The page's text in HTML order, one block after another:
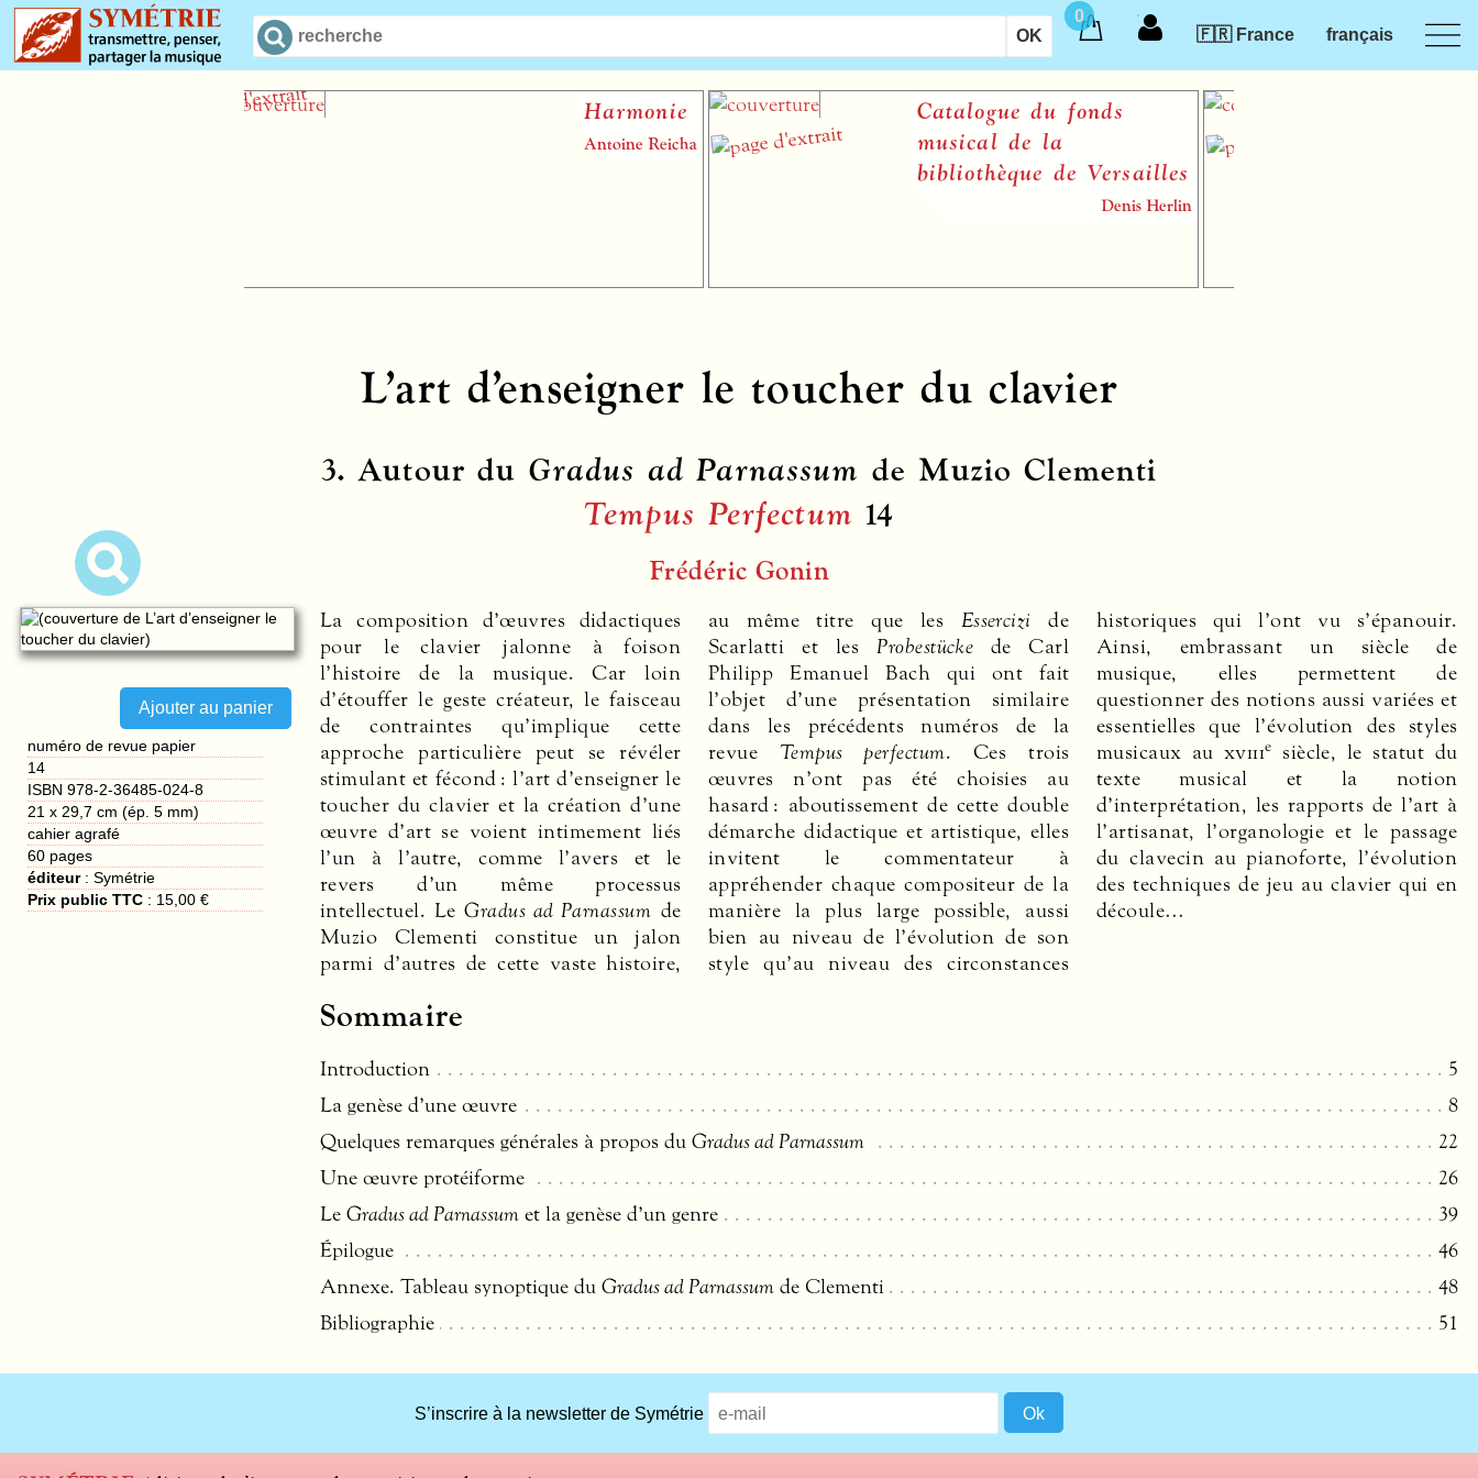
0
🇫🇷 France
français
Harmonie
Antoine Reicha
Catalogue du fonds
musical de la
bibliothèque de Versailles
Denis Herlin
L’art d’enseigner le toucher du clavier
3. Autour du Gradus ad Parnassum de Muzio Clementi
Tempus Perfectum 14
Frédéric Gonin
numéro de revue papier
14
ISBN 978-2-36485-024-8
21 x 29,7 cm (ép. 5 mm)
cahier agrafé
60 pages
éditeur:Symétrie
Prix public TTC : 15,00 €
La composition d’œuvres didactiques
pour le clavier jalonne à foison
l’histoire de la musique. Car loin
d’étouffer le geste créateur, le faisceau
de contraintes qu’implique cette
approche particulière peut se révéler
stimulant et fécond : l’art d’enseigner le
toucher du clavier et la création d’une
œuvre d’art se voient intimement liés
l’un à l’autre, comme l’avers et le
revers d’un même processus
intellectuel. LeGradus ad Parnassum de
Muzio Clementi constitue un jalon
parmi d’autres de cette vaste histoire,
au même titre que les Essercizi de
Scarlatti et lesProbestücke de Carl
Philipp Emanuel Bach qui ont fait
l’objet d’une présentation similaire
dans les précédents numéros de la
revue Tempus perfectum. Ces trois
œuvres n’ont pas été choisies au
hasard : aboutissement de cette double
démarche didactique et artistique, elles
invitent le commentateur à
appréhender chaque compositeur de la
manière la plus large possible, aussi
bien au niveau de l’évolution de son
style qu’au niveau des circonstances
historiques qui l’ont vu s’épanouir.
Ainsi, embrassant un siècle de
musique, elles permettent de
questionner des notions aussi variées et
essentielles que l’évolution des styles
musicaux au xviiie
siècle, le statut du
texte musical et la notion
d’interprétation, les rapports de l’art à
l’artisanat, l’organologie et le passage
du clavecin au pianoforte, l’évolution
des techniques de jeu au clavier qui en
découle…
Sommaire
Introduction
5
La genèse d’une œuvre
8
Quelques remarques générales à propos du Gradus ad Parnassum
22
Une œuvre protéiforme
26
Le Gradus ad Parnassum et la genèse d’un genre
39
Épilogue
46
Annexe. Tableau synoptique du Gradus ad Parnassum de Clementi
48
Bibliographie
51
should
we
S’inscrire à la newsletter de Symétrie